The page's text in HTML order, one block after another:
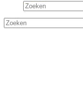
Zoeken
Zoeken